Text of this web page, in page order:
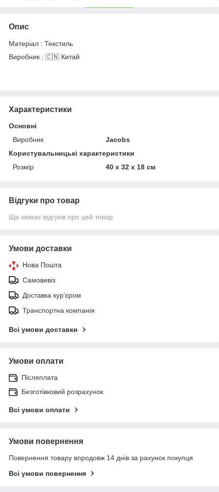
Опис
Матеріал : Текстиль
Виробник : 🇨🇳 Китай
Характеристики
Основні
Виробник
Jacobs
Користувальницькі характеристики
Розмір
40 х 32 х 18 см
Відгуки про товар
Ще немає відгуків про цей товар
Умови доставки
Нова Пошта
Самовивіз
Доставка кур'єром
Транспортна компанія
Всі умови доставки
Умови оплати
Післяплата
Безготівковий розрахунок
Всі умови оплати
Умови повернення
Повернення товару впродовж 14 днів за рахунок покупця
Всі умови повернення